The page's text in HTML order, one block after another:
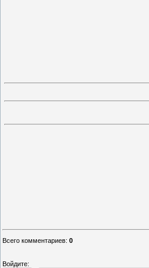
Всего комментариев: 0
Войдите: